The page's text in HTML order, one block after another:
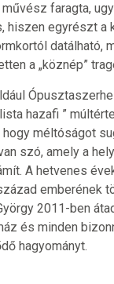
faragta,
hiszen egyrészt a
datálható,
a „köznép”
hazafi ”
méltóságot
szó, amely a
A hetvenes
emberének
2011-ben
és minden
hagyományt.